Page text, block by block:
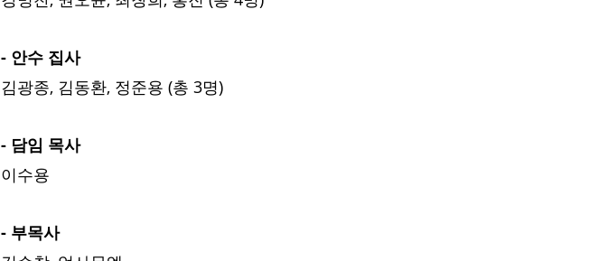
- 안수 집사
김광종, 김동환, 정준용 (총 3명)
- 담임 목사
이수용
- 부목사